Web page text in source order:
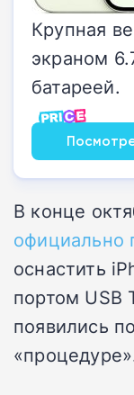
Крупная
экраном
батареей.
В конце
официально
оснастить
портом USB
появились